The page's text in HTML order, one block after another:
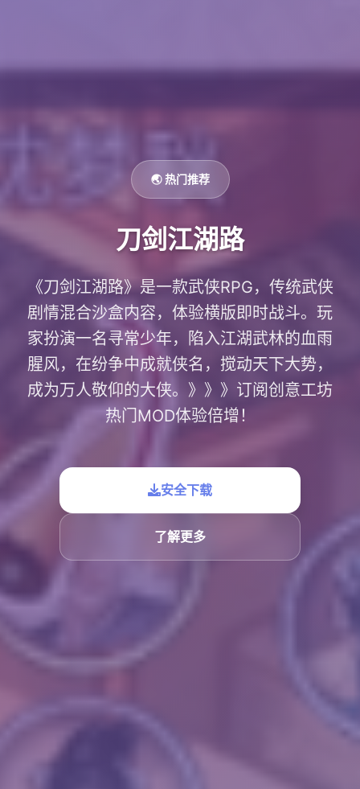
🌏 热门推荐
刀剑江湖路
《刀剑江湖路》是一款武侠RPG，传统武侠
剧情混合沙盒内容，体验横版即时战斗。玩
家扮演一名寻常少年，陷入江湖武林的血雨
腥风，在纷争中成就侠名，搅动天下大势，
成为万人敬仰的大侠。》》》订阅创意工坊
热门MOD体验倍增！
安全下载
了解更多